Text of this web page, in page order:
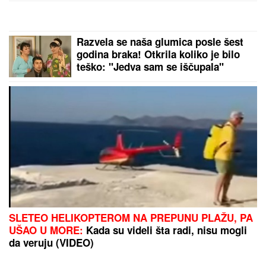
"Žene očigledno moraju da znaju..."
Angellina otkrila zbog čega je
Zvezda protiv istorije: Srpski klubovi
nikada nisu eliminsali Izraelce